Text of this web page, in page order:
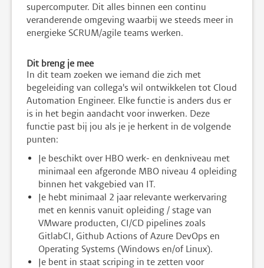
supercomputer. Dit alles binnen een continu
veranderende omgeving waarbij we steeds meer in
energieke SCRUM/agile teams werken.
Dit breng je mee
In dit team zoeken we iemand die zich met
begeleiding van collega's wil ontwikkelen tot Cloud
Automation Engineer. Elke functie is anders dus er
is in het begin aandacht voor inwerken. Deze
functie past bij jou als je je herkent in de volgende
punten:
Je beschikt over HBO werk- en denkniveau met
minimaal een afgeronde MBO niveau 4 opleiding
binnen het vakgebied van IT.
Je hebt minimaal 2 jaar relevante werkervaring
met en kennis vanuit opleiding / stage van
VMware producten, CI/CD pipelines zoals
GitlabCI, Github Actions of Azure DevOps en
Operating Systems (Windows en/of Linux).
Je bent in staat scriping in te zetten voor